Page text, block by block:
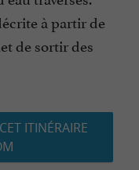
à partir de
de sortir des
ITINÉRAIRE